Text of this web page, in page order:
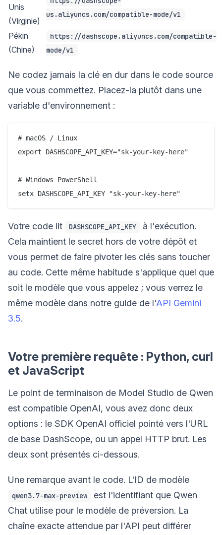
Unis
(Virginie)
us.aliyuncs.com/compatible-mode/v1
Pékin
(Chine)
https://dashscope.aliyuncs.com/compatible-
mode/v1
Ne codez jamais la clé en dur dans le code source
que vous commettez. Placez-la plutôt dans une
variable d'environnement :
# macOS / Linux
export DASHSCOPE_API_KEY="sk-your-key-here"
# Windows PowerShell
Votre code lit DASHSCOPE_API_KEY
à l'exécution.
Cela maintient le secret hors de votre dépôt et
vous permet de faire pivoter les clés sans toucher
au code. Cette même habitude s'applique quel que
soit le modèle que vous appelez ; vous verrez le
même modèle dans notre guide de l'API Gemini
3.5.
Votre première requête : Python, curl
et JavaScript
Le point de terminaison de Model Studio de Qwen
est compatible OpenAI, vous avez donc deux
options : le SDK OpenAI officiel pointé vers l'URL
de base DashScope, ou un appel HTTP brut. Les
deux sont présentés ci-dessous.
Une remarque avant le code. L'ID de modèle
qwen3.7-max-preview
est l'identifiant que Qwen
Chat utilise pour le modèle de préversion. La
chaîne exacte attendue par l'API peut différer